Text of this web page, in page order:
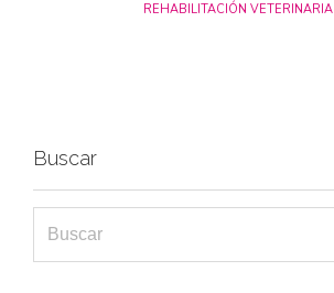
REHABILITACIÓN VETERINARIA
Buscar